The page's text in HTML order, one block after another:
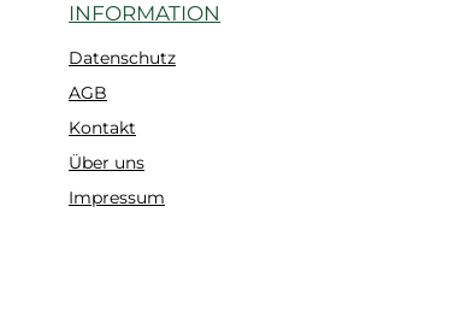
INFORMATION
Datenschutz
AGB
Kontakt
Über uns
Impressum